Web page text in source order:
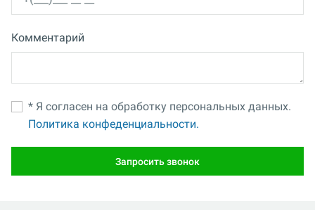
Комментарий
* Я согласен на обработку персональных данных.
Политика конфеденциальности.
Запросить звонок